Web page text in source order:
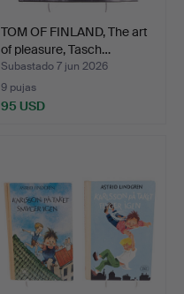
TOM OF FINLAND, The art
of pleasure, Tasch…
Subastado 7 jun 2026
9 pujas
95 USD